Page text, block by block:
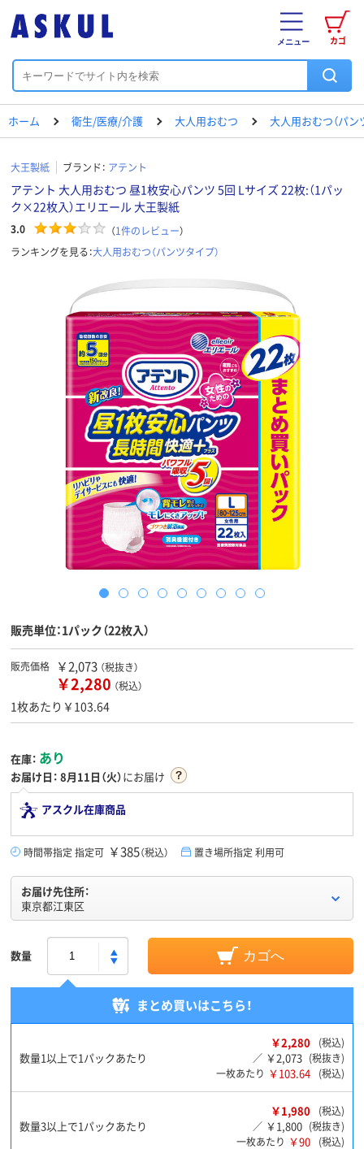
カゴ
メニュー
ホーム 衛生/医療/介護 大人用おむつ 大人用おむつ（パン
大王製紙 ブランド： アテント
アテント 大人用おむつ 昼1枚安心パンツ 5回 Lサイズ 22枚:（1パッ
ク×22枚入）エリエール 大王製紙
3.0 （1件のレビュー）
ランキングを見る：大人用おむつ（パンツタイプ）
販売単位：1パック（22枚入）
販売価格 ￥2,073 （税抜き）
￥2,280 （税込）
1枚あたり￥103.64
在庫： あり
お届け日： 8月11日（火）にお届け
アスクル在庫商品
時間帯指定 指定可 ￥385（税込） 置き場所指定 利用可
お届け先住所：
東京都江東区
数量 カゴへ
まとめ買いはこちら！
数量1以上で1パックあたり
￥2,280
(税込)
／ ￥2,073 (税抜き)
一枚あたり ￥103.64 (税込)
数量3以上で1パックあたり
￥1,980
(税込)
／ ￥1,800 (税抜き)
一枚あたり ￥90 (税込)